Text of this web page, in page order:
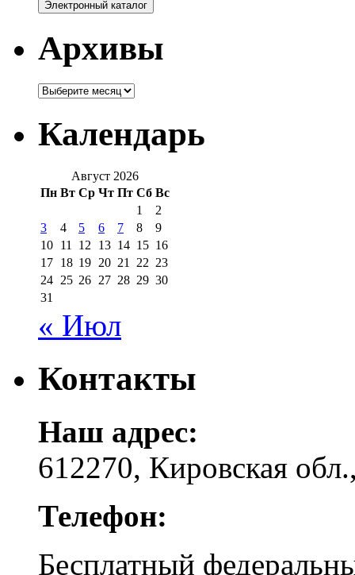
Архивы
Архивы
Календарь
Август 2026
Пн Вт Ср Чт Пт Сб Вс
1
2
3
4 5 6 7 8
9
10 11 12 13 14 15 16
17 18 19 20 21 22 23
24 25 26 27 28 29 30
31
« Июл
Контакты
Наш адрес:
612270, Кировская
Телефон:
Бесплатный